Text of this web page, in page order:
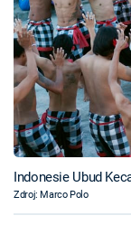
Indonesie Ubud
Zdroj: Marco Polo